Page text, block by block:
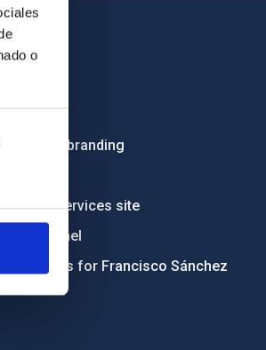
o
LINKS
branding
services site
channel
for Francisco Sánchez